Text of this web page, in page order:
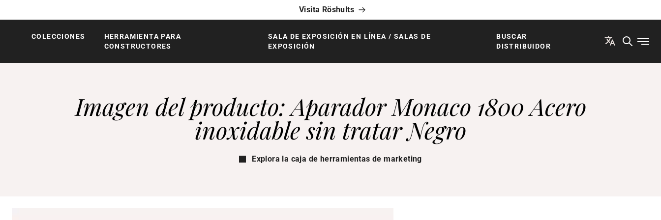
Visita Röshults
RöshultsCOLECCIONES
HERRAMIENTA PARA
CONSTRUCTORES
SALA DE EXPOSICIÓN EN LÍNEA / SALAS DE
EXPOSICIÓN
BUSCAR
DISTRIBUIDOR
Abrir
Imagen del producto: Aparador Monaco 1800 Acero
inoxidable sin tratar Negro
Explora la caja de herramientas de marketing